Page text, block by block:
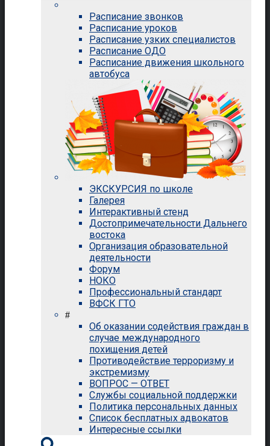
Расписание звонков
Расписание уроков
Расписание узких специалистов
Расписание ОДО
Расписание движения школьного
автобуса
ЭКСКУРСИЯ по школе
Галерея
Интерактивный стенд
Достопримечательности Дальнего
востока
Организация образовательной
деятельности
Форум
НОКО
Профессиональный стандарт
ВФСК ГТО
#
Об оказании содействия граждан в
случае международного
похищения детей
Противодействие терроризму и
экстремизму
ВОПРОС — ОТВЕТ
Службы социальной поддержки
Политика персональных данных
Список бесплатных адвокатов
Интересные ссылки